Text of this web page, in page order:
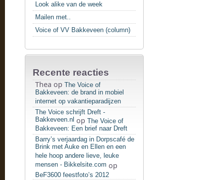
Look alike van de week
Mailen met..
Voice of VV Bakkeveen (column)
Recente reacties
Thea op The Voice of
Bakkeveen: de brand in mobiel
internet op vakantieparadijzen
The Voice schrijft Dreft -
Bakkeveen.nl op The Voice of
Bakkeveen: Een brief naar Dreft
Barry’s verjaardag in Dorpscafé de
Brink met Auke en Ellen en een
hele hoop andere lieve, leuke
mensen - Bikkelsite.com op
BeF3600 feestfoto’s 2012